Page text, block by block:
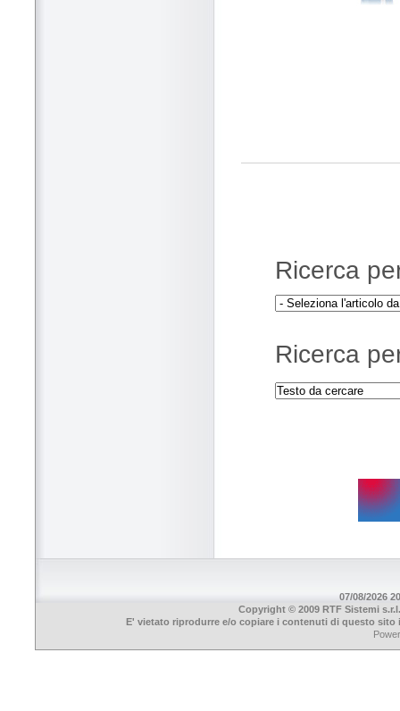
Ricerca
Ricerca
07/08/2026
Copyright © 2009 RTF Sistemi
E' vietato riprodurre e/o copiare i contenuti di questo